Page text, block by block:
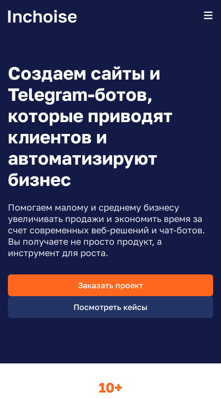
Создаем сайты и
Telegram-ботов,
которые приводят
клиентов и
автоматизируют
бизнес
Помогаем малому и среднему бизнесу
увеличивать продажи и экономить время за
счет современных веб-решений и чат-ботов.
Вы получаете не просто продукт, а
инструмент для роста.
Заказать проект
Посмотреть кейсы
10+